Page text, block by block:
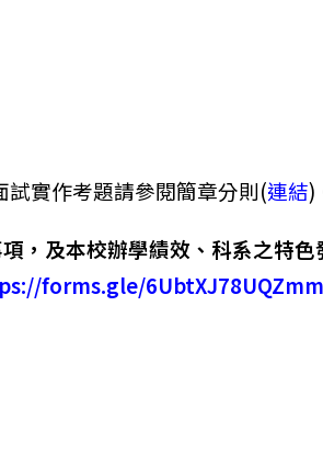
實作考題請參閱簡章分則(連結)
，及本校辦學績效、科系之特
forms.gle/